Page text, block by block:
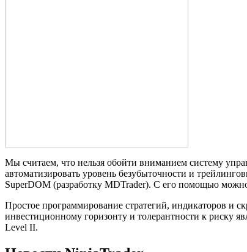
Мы считаем, что нельзя обойти вниманием систему
автоматизировать уровень безубыточности и
SuperDOM (разработку MDTrader). С его помощью
Простое программирование стратегий, индикаторов и
инвестиционному горизонту и толерантности к риску
Level II.